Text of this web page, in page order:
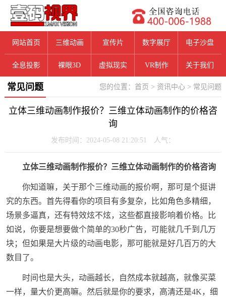
网站首页 三维动画 宣传片 数字展厅 电子沙盘
全息投影 裸眼3D 虚拟现实 VR制作 关于我们
您的位置： 首页 > 资讯中心 > 常见问题
常见问题
立体三维动画制作报价？三维立体动画制作的价格咨
询
发布时间：2024-05-08 21:20:51 人气：
立体三维动画制作报价？三维立体动画制作的价格咨询
你知道嘛，关于那个三维动画的报价啊，那可是个挺讲
究的东西。首先得看你的项目有多复杂，比如角色多精细，
场景多逼真，还有特效炫不炫，这些都直接影响着价格。比
如说，你要是想要做个简单的30秒广告，可能就几千到几万
块；但如果是大片级的动画电影，那可能就是好几百万的大
数目了。
时间也是大头，动画越长，自然成本就越高，就像买菜
一样，量大价更高嘛。然后就是你的要求，高清还是4K，细